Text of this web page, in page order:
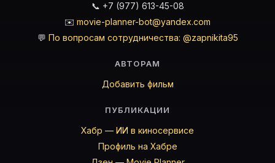
📞 +7 (977) 613-45-08
✉️ movie-planner-bot@yandex.com
💬 По вопросам сотрудничества: @zapnikita95
АВТОРАМ
Добавить фильм
ПУБЛИКАЦИИ
Хабр — ИИ в киносервисе
Профиль на Хабре